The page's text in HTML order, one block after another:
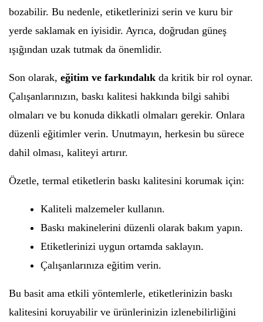
bozabilir. Bu nedenle, etiketlerinizi serin ve kuru bir
yerde saklamak en iyisidir. Ayrıca, doğrudan güneş
ışığından uzak tutmak da önemlidir.
Son olarak, eğitim ve farkındalık da kritik bir rol oynar.
Çalışanlarınızın, baskı kalitesi hakkında bilgi sahibi
olmaları ve bu konuda dikkatli olmaları gerekir. Onlara
düzenli eğitimler verin. Unutmayın, herkesin bu sürece
dahil olması, kaliteyi artırır.
Özetle, termal etiketlerin baskı kalitesini korumak için:
Kaliteli malzemeler kullanın.
Baskı makinelerini düzenli olarak bakım yapın.
Etiketlerinizi uygun ortamda saklayın.
Çalışanlarınıza eğitim verin.
Bu basit ama etkili yöntemlerle, etiketlerinizin baskı
kalitesini koruyabilir ve ürünlerinizin izlenebilirliğini